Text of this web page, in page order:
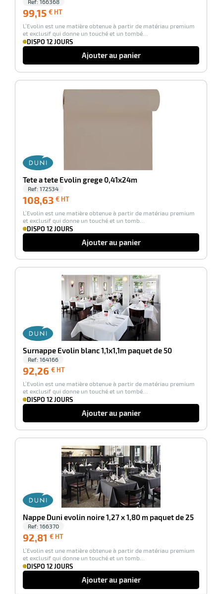
Ref: 166368
99,15 € HT
HT
L’Evolin est une matière obtenue à partir de matériau premium
et exclusif qui donne un touché et un tombé…
DISPO 12 JOURS
Ajouter au panier
Tete a tete Evolin grege 0,41x24m
Ref: 172534
108,63 € HT
HT
L’Evolin est une matière obtenue à partir de matériau premium
et exclusif qui donne un touché et un tomb…
DISPO 12 JOURS
Ajouter au panier
Surnappe Evolin blanc 1,1x1,1m paquet de 50
Ref: 164166
92,26 € HT
HT
L’Evolin est une matière obtenue à partir de matériau premium
et exclusif qui donne un touché et un tombé…
DISPO 12 JOURS
Ajouter au panier
Nappe Duni evolin noire 1,27 x 1,80 m paquet de 25
Ref: 166370
92,81 € HT
HT
L’Evolin est une matière obtenue à partir de matériau premium
et exclusif qui donne un touché et un tomb…
DISPO 12 JOURS
Ajouter au panier